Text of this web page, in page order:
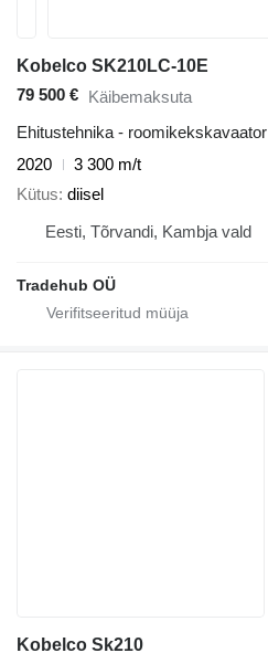
Kobelco SK210LC-10E
79 500 € Käibemaksuta
Ehitustehnika - roomikekskavaator
2020
3 300 m/t
Kütus diisel
Eesti, Tõrvandi, Kambja vald
Tradehub OÜ
Kobelco Sk210